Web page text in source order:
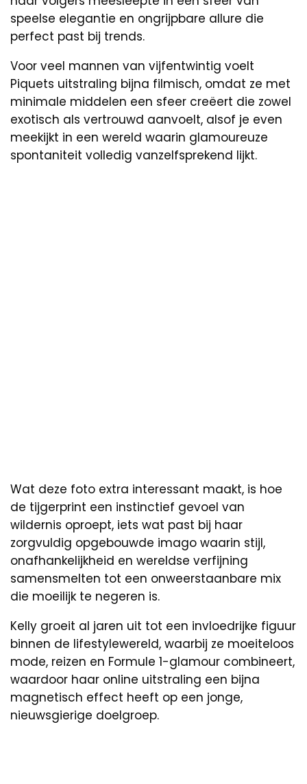
speelse elegantie en ongrijpbare allure die
perfect past bij trends.
Voor veel mannen van vijfentwintig voelt
Piquets uitstraling bijna filmisch, omdat ze met
minimale middelen een sfeer creëert die zowel
exotisch als vertrouwd aanvoelt, alsof je even
meekijkt in een wereld waarin glamoureuze
spontaniteit volledig vanzelfsprekend lijkt.
Wat deze foto extra interessant maakt, is hoe
de tijgerprint een instinctief gevoel van
wildernis oproept, iets wat past bij haar
zorgvuldig opgebouwde imago waarin stijl,
onafhankelijkheid en wereldse verfijning
samensmelten tot een onweerstaanbare mix
die moeilijk te negeren is.
Kelly groeit al jaren uit tot een invloedrijke figuur
binnen de lifestylewereld, waarbij ze moeiteloos
mode, reizen en Formule 1-glamour combineert,
waardoor haar online uitstraling een bijna
magnetisch effect heeft op een jonge,
nieuwsgierige doelgroep.